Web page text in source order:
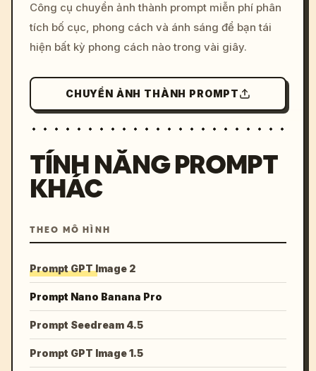
colors, 8k --v 6.0
Công cụ chuyển ảnh thành prompt miễn phí phân
tích bố cục, phong cách và ánh sáng để bạn tái
hiện bất kỳ phong cách nào trong vài giây.
CHUYỂN ẢNH THÀNH PROMPT
TÍNH NĂNG PROMPT
KHÁC
THEO MÔ HÌNH
Prompt GPT Image 2
Prompt Nano Banana Pro
Prompt Seedream 4.5
Prompt GPT Image 1.5